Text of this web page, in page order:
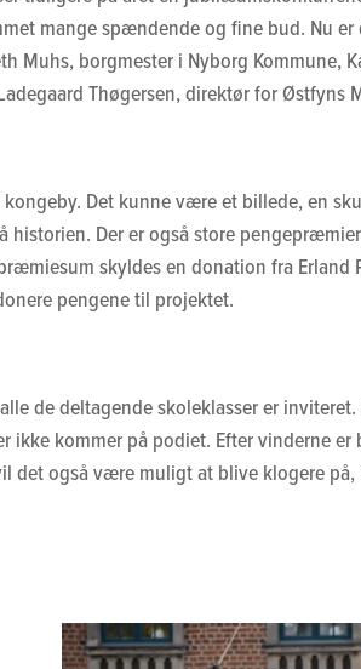
mange spændende og fine bud. Nu
Muhs, borgmester i Nyborg Kommune,
Thøgersen, direktør for Østfyns
Det kunne være et billede, en
Der er også store
skyldes en donation fra Erland
pengene til projektet.
de deltagende skoleklasser er
ikke kommer på podiet. Efter vinderne er
det også være muligt at blive klogere på,